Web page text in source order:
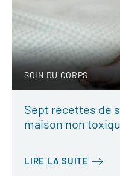
SOIN DU CORPS
Sept recettes de
maison non
LIRE LA SUITE